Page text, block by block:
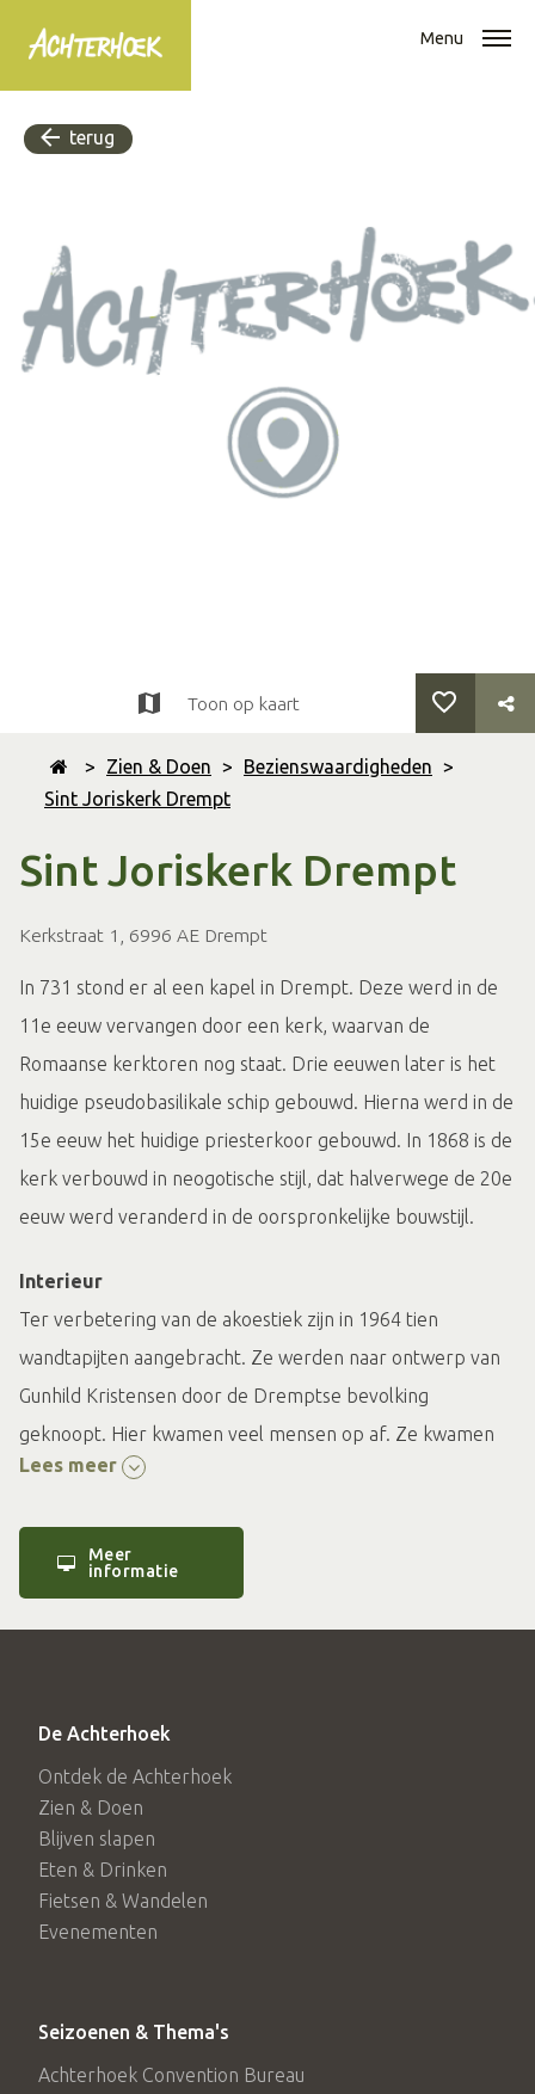
Menu
terug
> Zien & Doen > Bezienswaardigheden >
Sint Joriskerk Drempt
Sint Joriskerk Drempt
Kerkstraat 1, 6996 AE Drempt
Toon op kaart
In 731 stond er al een kapel in Drempt. Deze werd in de
11e eeuw vervangen door een kerk, waarvan de
Romaanse kerktoren nog staat. Drie eeuwen later is het
huidige pseudobasilikale schip gebouwd. Hierna werd in de
15e eeuw het huidige priesterkoor gebouwd. In 1868 is de
kerk verbouwd in neogotische stijl, dat halverwege de 20e
eeuw werd veranderd in de oorspronkelijke bouwstijl.
Interieur
Ter verbetering van de akoestiek zijn in 1964 tien
wandtapijten aangebracht. Ze werden naar ontwerp van
Gunhild Kristensen door de Dremptse bevolking
geknoopt. Hier kwamen veel mensen op af. Ze kwamen
met bussen om de tapijten te zien. In de kerk staat ook
werk. Daarnaast worden o.a. concerten georganiseerd.
Tijdens de Open Monumentendagen geopend van 11.00
tot 16.00 uur.
Lees meer
Meer
informatie
De Achterhoek
Ontdek de Achterhoek
Zien & Doen
Blijven slapen
Eten & Drinken
Fietsen & Wandelen
Evenementen
Seizoenen & Thema's
Achterhoek Convention Bureau